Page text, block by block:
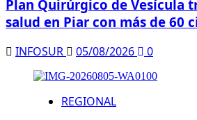
Plan Quirúrgico de Vesícula
salud en Piar con más de 60
INFOSUR 05/08/2026 0
REGIONAL